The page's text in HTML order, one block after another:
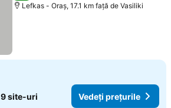
Lefkas - Oraș, 17.1 km faţă de Vasiliki
9 site-uri Vedeți prețurile